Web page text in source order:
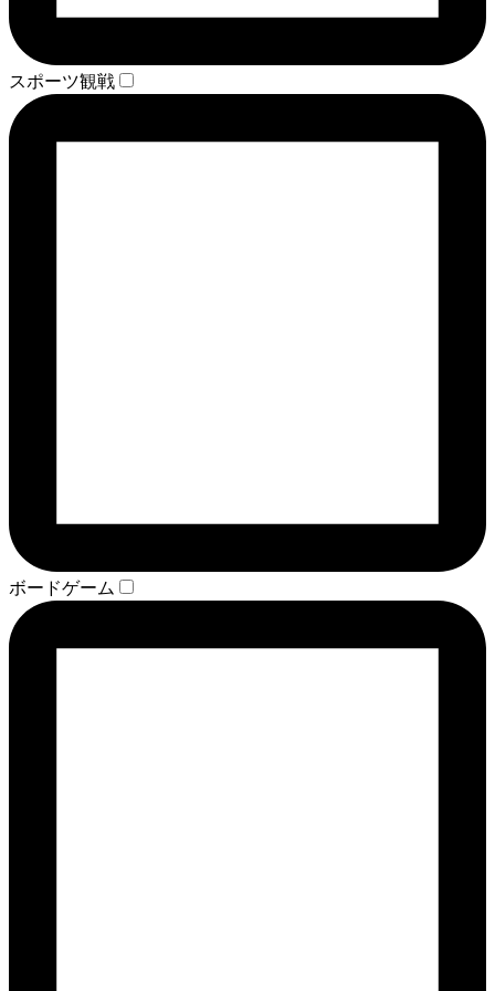
スポーツ観戦
ボードゲーム